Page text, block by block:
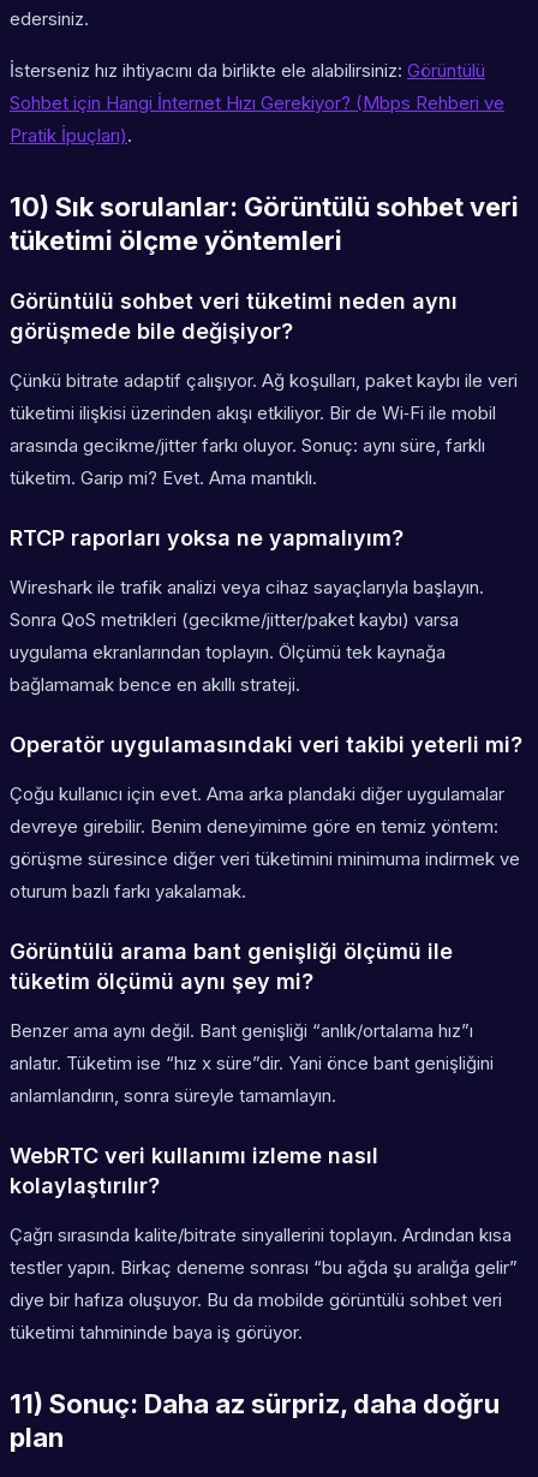
edersiniz.
İsterseniz hız ihtiyacını da birlikte ele alabilirsiniz: Görüntülü
Sohbet için Hangi İnternet Hızı Gerekiyor? (Mbps Rehberi ve
Pratik İpuçları).
10) Sık sorulanlar: Görüntülü sohbet veri
tüketimi ölçme yöntemleri
Görüntülü sohbet veri tüketimi neden aynı
görüşmede bile değişiyor?
Çünkü bitrate adaptif çalışıyor. Ağ koşulları, paket kaybı ile veri
tüketimi ilişkisi üzerinden akışı etkiliyor. Bir de Wi‑Fi ile mobil
arasında gecikme/jitter farkı oluyor. Sonuç: aynı süre, farklı
tüketim. Garip mi? Evet. Ama mantıklı.
RTCP raporları yoksa ne yapmalıyım?
Wireshark ile trafik analizi veya cihaz sayaçlarıyla başlayın.
Sonra QoS metrikleri (gecikme/jitter/paket kaybı) varsa
uygulama ekranlarından toplayın. Ölçümü tek kaynağa
bağlamamak bence en akıllı strateji.
Operatör uygulamasındaki veri takibi yeterli mi?
Çoğu kullanıcı için evet. Ama arka plandaki diğer uygulamalar
devreye girebilir. Benim deneyimime göre en temiz yöntem:
görüşme süresince diğer veri tüketimini minimuma indirmek ve
oturum bazlı farkı yakalamak.
Görüntülü arama bant genişliği ölçümü ile
tüketim ölçümü aynı şey mi?
Benzer ama aynı değil. Bant genişliği “anlık/ortalama hız”ı
anlatır. Tüketim ise “hız x süre”dir. Yani önce bant genişliğini
anlamlandırın, sonra süreyle tamamlayın.
WebRTC veri kullanımı izleme nasıl
kolaylaştırılır?
Çağrı sırasında kalite/bitrate sinyallerini toplayın. Ardından kısa
testler yapın. Birkaç deneme sonrası “bu ağda şu aralığa gelir”
diye bir hafıza oluşuyor. Bu da mobilde görüntülü sohbet veri
tüketimi tahmininde baya iş görüyor.
11) Sonuç: Daha az sürpriz, daha doğru
plan